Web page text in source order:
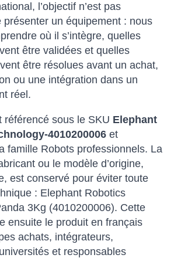
l’objectif n’est pas
présenter un équipement : nous
où il s’intègre, quelles
être validées et quelles
être résolues avant un achat,
ou une intégration dans un
réel.
référencé sous le SKU Elephant
4010200006 et
famille Robots professionnels. La
ou le modèle d’origine,
est conservé pour éviter toute
: Elephant Robotics
3Kg (4010200006). Cette
ensuite le produit en français
achats, intégrateurs,
et responsables